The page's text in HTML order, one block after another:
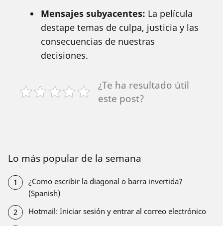
Mensajes subyacentes: La película
destape temas de culpa, justicia y las
consecuencias de nuestras
decisiones.
¿Te ha resultado útil
este post?
Lo más popular de la semana
¿Como escribir la diagonal o barra invertida?
(Spanish)
Hotmail: Iniciar sesión y entrar al correo electrónico